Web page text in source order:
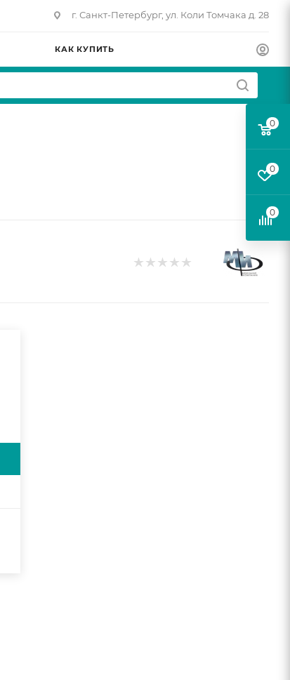
г. Санкт-Петербург, ул. Коли Томчака д. 28
КАК КУПИТЬ
0
0
0